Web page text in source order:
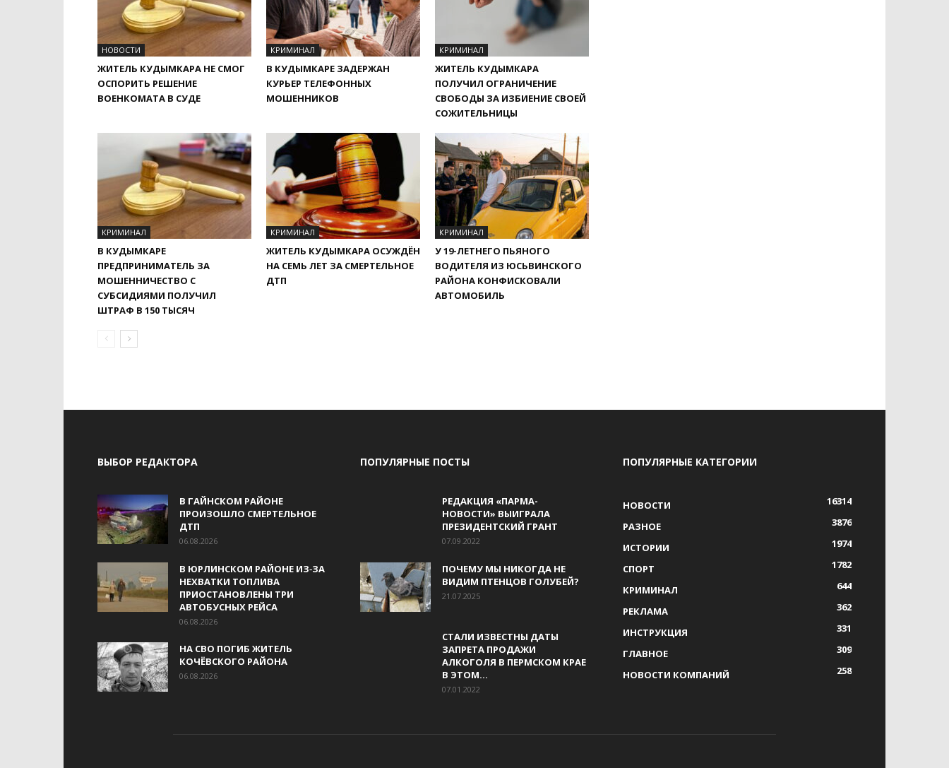
НОВОСТИ
ЖИТЕЛЬ КУДЫМКАРА НЕ СМОГ
ОСПОРИТЬ РЕШЕНИЕ
ВОЕНКОМАТА В СУДЕ
КРИМИНАЛ
В КУДЫМКАРЕ ЗАДЕРЖАН
КУРЬЕР ТЕЛЕФОННЫХ
МОШЕННИКОВ
КРИМИНАЛ
ЖИТЕЛЬ КУДЫМКАРА
ПОЛУЧИЛ ОГРАНИЧЕНИЕ
СВОБОДЫ ЗА ИЗБИЕНИЕ СВОЕЙ
СОЖИТЕЛЬНИЦЫ
КРИМИНАЛ
В КУДЫМКАРЕ
ПРЕДПРИНИМАТЕЛЬ ЗА
МОШЕННИЧЕСТВО С
СУБСИДИЯМИ ПОЛУЧИЛ
ШТРАФ В 150 ТЫСЯЧ
КРИМИНАЛ
ЖИТЕЛЬ КУДЫМКАРА ОСУЖДЁН
НА СЕМЬ ЛЕТ ЗА СМЕРТЕЛЬНОЕ
ДТП
КРИМИНАЛ
У 19-ЛЕТНЕГО ПЬЯНОГО
ВОДИТЕЛЯ ИЗ ЮСЬВИНСКОГО
РАЙОНА КОНФИСКОВАЛИ
АВТОМОБИЛЬ
ВЫБОР РЕДАКТОРА
В ГАЙНСКОМ РАЙОНЕ
ПРОИЗОШЛО СМЕРТЕЛЬНОЕ
ДТП
06.08.2026
В ЮРЛИНСКОМ РАЙОНЕ ИЗ‑ЗА
НЕХВАТКИ ТОПЛИВА
ПРИОСТАНОВЛЕНЫ ТРИ
АВТОБУСНЫХ РЕЙСА
06.08.2026
НА СВО ПОГИБ ЖИТЕЛЬ
КОЧЁВСКОГО РАЙОНА
06.08.2026
ПОПУЛЯРНЫЕ ПОСТЫ
РЕДАКЦИЯ «ПАРМА-
НОВОСТИ» ВЫИГРАЛА
ПРЕЗИДЕНТСКИЙ ГРАНТ
07.09.2022
ПОЧЕМУ МЫ НИКОГДА НЕ
ВИДИМ ПТЕНЦОВ ГОЛУБЕЙ?
21.07.2025
СТАЛИ ИЗВЕСТНЫ ДАТЫ
ЗАПРЕТА ПРОДАЖИ
АЛКОГОЛЯ В ПЕРМСКОМ КРАЕ
В ЭТОМ...
07.01.2022
ПОПУЛЯРНЫЕ КАТЕГОРИИ
НОВОСТИ
16314
РАЗНОЕ
3876
ИСТОРИИ
1974
СПОРТ
1782
КРИМИНАЛ
644
РЕКЛАМА
362
ИНСТРУКЦИЯ
331
ГЛАВНОЕ
309
НОВОСТИ КОМПАНИЙ
258